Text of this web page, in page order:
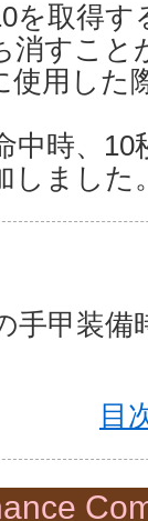
を取得
消すこと
使用し
中時、
しました
手甲装
目